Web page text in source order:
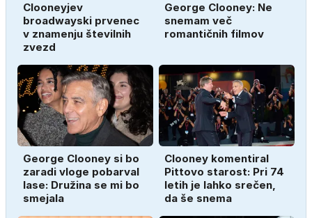
Clooneyjev
broadwayski prvenec
v znamenju številnih
zvezd
George Clooney: Ne
snemam več
romantičnih filmov
George Clooney si bo
zaradi vloge pobarval
lase: Družina se mi bo
smejala
Clooney komentiral
Pittovo starost: Pri 74
letih je lahko srečen,
da še snema